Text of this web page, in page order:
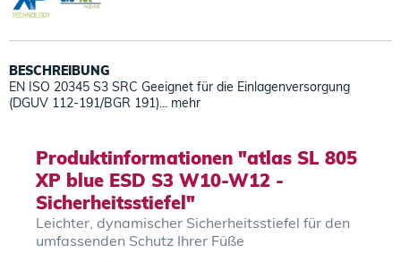
BESCHREIBUNG
EN ISO 20345 S3 SRC Geeignet für die Einlagenversorgung
(DGUV 112-191/BGR 191)... mehr
Produktinformationen "atlas SL 805
XP blue ESD S3 W10-W12 -
Sicherheitsstiefel"
Leichter, dynamischer Sicherheitsstiefel für den
umfassenden Schutz Ihrer Füße